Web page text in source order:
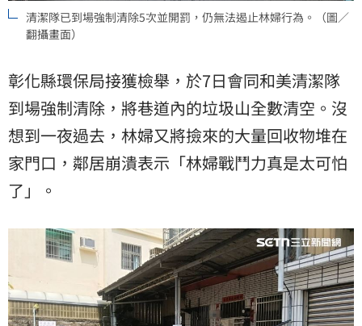
清潔隊已到場強制清除5次並開罰，仍無法遏止林婦行為。（圖／
翻攝畫面）
彰化縣環保局接獲檢舉，於7日會同和美清潔隊
到場強制清除，將巷道內的垃圾山全數清空。沒
想到一夜過去，林婦又將撿來的大量回收物堆在
家門口，鄰居崩潰表示「林婦戰鬥力真是太可怕
了」。